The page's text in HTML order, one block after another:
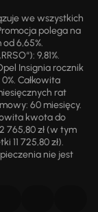
we wszystkich
polega na
6,65%.
9,81%.
Insignia rocznik
Całkowita
rat
60 miesięcy.
kwota do
765,80 zł (w tym
11 725,80 zł).
nie jest